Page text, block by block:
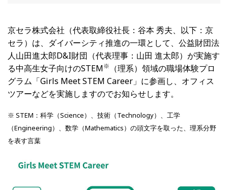
京セラ株式会社（代表取締役社長：谷本 秀夫、以下：京
セラ）は、ダイバーシティ推進の一環として、公益財団法
人山田進太郎D&I財団（代表理事：山田 進太郎）が実施す
る中高生女子向けのSTEM※
（理系）領域の職場体験プロ
グラム「Girls Meet STEM Career」に参画し、オフィス
ツアーなどを実施しますのでお知らせします。
※ STEM：科学（Science）、技術（Technology）、工学
（Engineering）、数学（Mathematics）の頭文字を取った、理系分野
を表す言葉